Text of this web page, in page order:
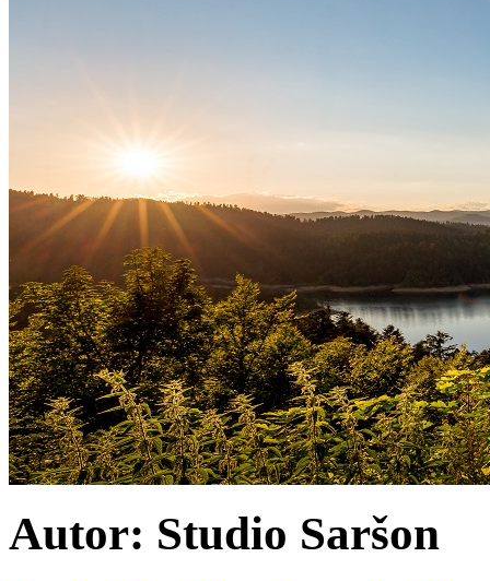
Autor: Studio Saršon